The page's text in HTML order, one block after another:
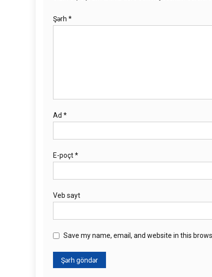
Şərh *
Ad *
E-poçt*
Veb sayt
Save my name, email, and website in this